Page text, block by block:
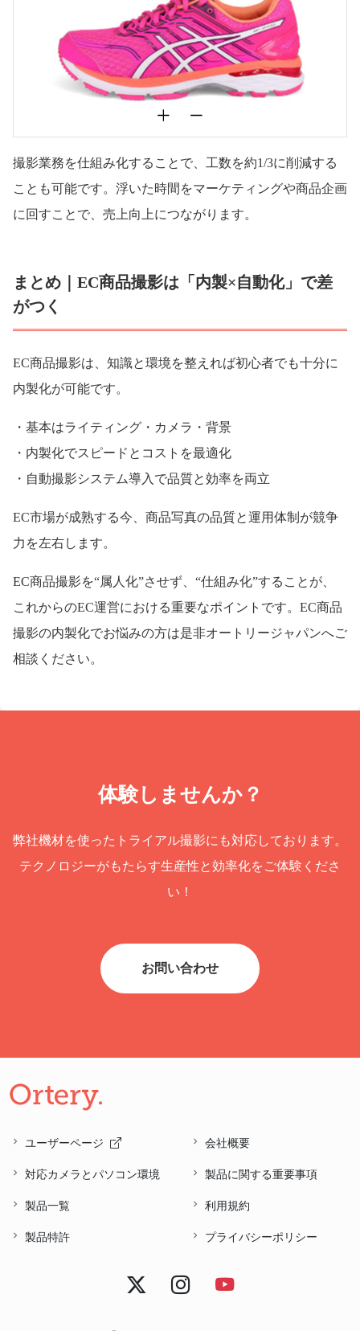
撮影業務を仕組み化することで、工数を約1/3に削減する
ことも可能です。浮いた時間をマーケティングや商品企画
に回すことで、売上向上につながります。
まとめ｜EC商品撮影は「内製×自動化」で差
がつく
EC商品撮影は、知識と環境を整えれば初心者でも十分に
内製化が可能です。
・基本はライティング・カメラ・背景
・内製化でスピードとコストを最適化
・自動撮影システム導入で品質と効率を両立
EC市場が成熟する今、商品写真の品質と運用体制が競争
力を左右します。
EC商品撮影を“属人化”させず、“仕組み化”することが、
これからのEC運営における重要なポイントです。EC商品
撮影の内製化でお悩みの方は是非オートリージャパンへご
相談ください。
体験しませんか？
弊社機材を使ったトライアル撮影にも対応しております。
テクノロジーがもたらす生産性と効率化をご体験くださ
い！
お問い合わせ
ユーザーページ
対応カメラとパソコン環境
製品一覧
製品特許
会社概要
製品に関する重要事項
利用規約
プライバシーポリシー